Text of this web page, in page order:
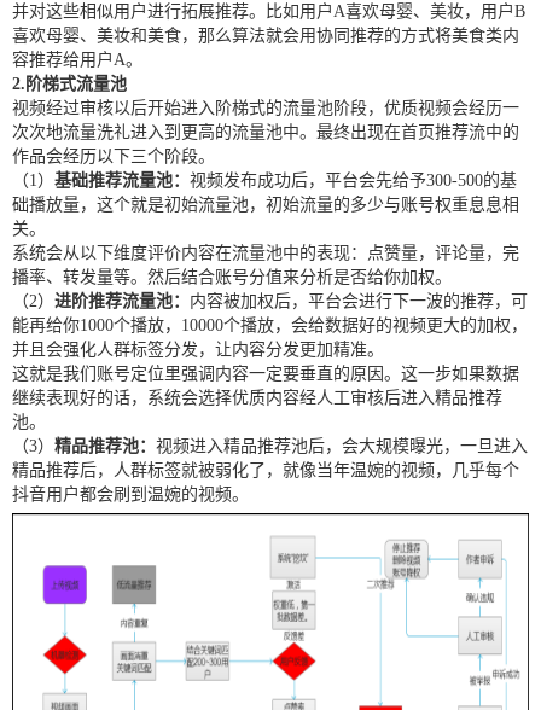
并对这些相似用户进行拓展推荐。比如用户A喜欢母婴、美妆，用户B
喜欢母婴、美妆和美食，那么算法就会用协同推荐的方式将美食类内
容推荐给用户A。
2.阶梯式流量池
视频经过审核以后开始进入阶梯式的流量池阶段，优质视频会经历一
次次地流量洗礼进入到更高的流量池中。最终出现在首页推荐流中的
作品会经历以下三个阶段。
（1） 基础推荐流量池： 视频发布成功后，平台会先给予300-500的基
础播放量，这个就是初始流量池，初始流量的多少与账号权重息息相
关。
系统会从以下维度评价内容在流量池中的表现：点赞量，评论量，完
播率、转发量等。然后结合账号分值来分析是否给你加权。
（2） 进阶推荐流量池： 内容被加权后，平台会进行下一波的推荐，可
能再给你1000个播放，10000个播放，会给数据好的视频更大的加权，
并且会强化人群标签分发，让内容分发更加精准。
这就是我们账号定位里强调内容一定要垂直的原因。这一步如果数据
继续表现好的话，系统会选择优质内容经人工审核后进入精品推荐
池。
（3） 精品推荐池： 视频进入精品推荐池后，会大规模曝光，一旦进入
精品推荐后，人群标签就被弱化了，就像当年温婉的视频，几乎每个
抖音用户都会刷到温婉的视频。